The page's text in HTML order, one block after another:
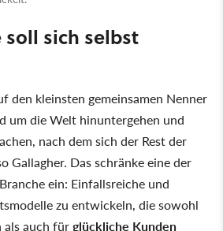
sich selbst
den kleinsten gemeinsamen Nenner
um die Welt hinuntergehen und
nach dem sich der Rest der
Gallagher. Das schränke eine der
ein: Einfallsreiche und
zu entwickeln, die sowohl
auch fürglückliche Kunden